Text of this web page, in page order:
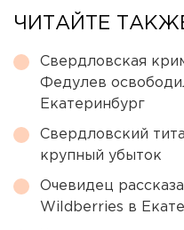
ЧИТАЙТЕ
Свердловская
Федулев
Екатеринбург
Свердловский
крупный убыток
Очевидец
Wildberries в